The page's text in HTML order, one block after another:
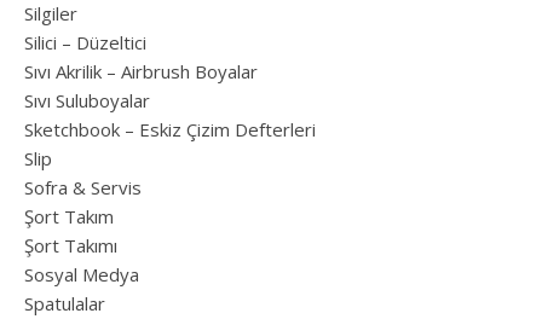
Silgiler
Silici – Düzeltici
Sıvı Akrilik – Airbrush Boyalar
Sıvı Suluboyalar
Sketchbook – Eskiz Çizim Defterleri
Slip
Sofra & Servis
Şort Takım
Şort Takımı
Sosyal Medya
Spatulalar